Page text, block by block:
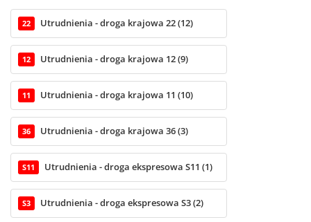
22 Utrudnienia - droga krajowa 22 (12)
12 Utrudnienia - droga krajowa 12 (9)
11 Utrudnienia - droga krajowa 11 (10)
36 Utrudnienia - droga krajowa 36 (3)
S11 Utrudnienia - droga ekspresowa S11 (1)
S3 Utrudnienia - droga ekspresowa S3 (2)